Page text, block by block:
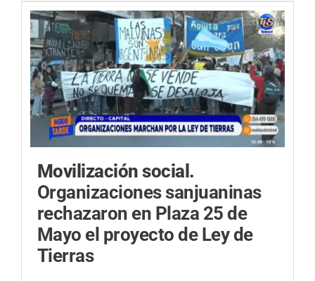
Movilización social.
Organizaciones sanjuaninas
rechazaron en Plaza 25 de
Mayo el proyecto de Ley de
Tierras